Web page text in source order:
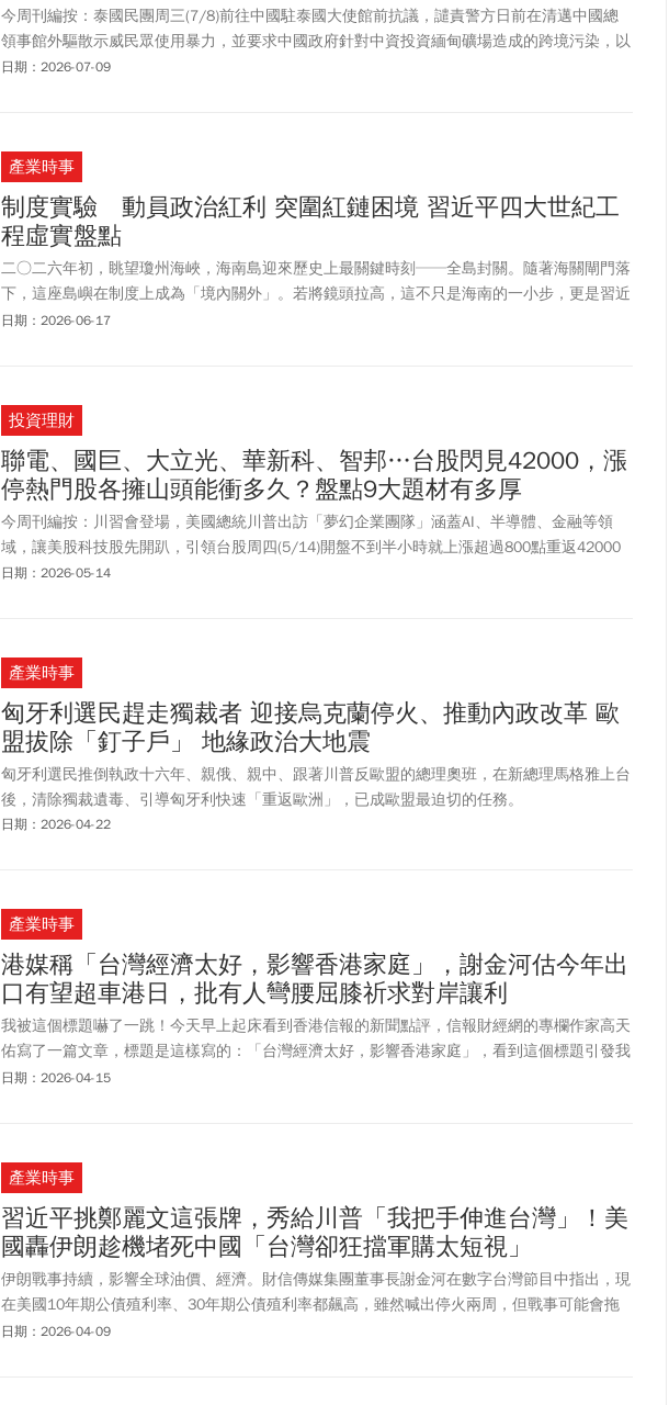
今周刊編按：泰國民團周三(7/8)前往中國駐泰國大使館前抗議，譴責警方日前在清邁中國總
領事館外驅散示威民眾使用暴力，並要求中國政府針對中資投資緬甸礦場造成的跨境污染，以
及「 一帶一路」所引發的環境衝擊負責任。泰國公共電視台（Thai PBS）、《The Nation
日期：2026-07-09
產業時事
制度實驗 動員政治紅利 突圍紅鏈困境 習近平四大世紀工
程虛實盤點
二○二六年初，眺望瓊州海峽，海南島迎來歷史上最關鍵時刻──全島封關。隨著海關閘門落
下，這座島嶼在制度上成為「境內關外」。若將鏡頭拉高，這不只是海南的一小步，更是習近
平執政以來，一系列標榜「親自謀畫、親自部署、親自推動」的世紀工程中，最新一次制度實
日期：2026-06-17
投資理財
聯電、國巨、大立光、華新科、智邦…台股閃見42000，漲
停熱門股各擁山頭能衝多久？盤點9大題材有多厚
今周刊編按：川習會登場，美國總統川普出訪「夢幻企業團隊」涵蓋AI、半導體、金融等領
域，讓美股科技股先開趴，引領台股周四(5/14)開盤不到半小時就上漲超過800點重返42000
點之上，最高來到42205.62點，站回5日線，台積電(2330)則是上漲50元，來到2270元。權值
個股成交王。由於三星大罷工在即，台系記憶體廠有望迎轉單，南亞科(2408)一度噴漲停，晶
豪科(3006)、群聯(8299)也亮燈，華邦電(2344)、創見(2451)、旺宏(2337)、力積電(6770)、威
剛(3260)也都上漲。至於森崴能源(6806)淨值轉負，將在6月23日下市，明起打入全額交割，
股價一開盤就躺平，拖累同集團正崴、永崴投控、富威電力同樣開盤即跌停。
日期：2026-05-14
產業時事
匈牙利選民趕走獨裁者 迎接烏克蘭停火、推動內政改革 歐
盟拔除「釘子戶」 地緣政治大地震
匈牙利選民推倒執政十六年、親俄、親中、跟著川普反歐盟的總理奧班，在新總理馬格雅上台
後，清除獨裁遺毒、引導匈牙利快速「重返歐洲」，已成歐盟最迫切的任務。
日期：2026-04-22
產業時事
港媒稱「台灣經濟太好，影響香港家庭」，謝金河估今年出
口有望超車港日，批有人彎腰屈膝祈求對岸讓利
我被這個標題嚇了一跳！今天早上起床看到香港信報的新聞點評，信報財經網的專欄作家高天
佑寫了一篇文章，標題是這樣寫的：「台灣經濟太好，影響香港家庭」，看到這個標題引發我
的高度興趣，立即點擊看看他在說什麼？
日期：2026-04-15
產業時事
習近平挑鄭麗文這張牌，秀給川普「我把手伸進台灣」！美
國轟伊朗趁機堵死中國「台灣卻狂擋軍購太短視」
伊朗戰事持續，影響全球油價、經濟。財信傳媒集團董事長謝金河在數字台灣節目中指出，現
在美國10年期公債殖利率、30年期公債殖利率都飆高，雖然喊出停火兩周，但戰事可能會拖
一段時間。而美國科技七雄都出現慘烈跌勢，特斯拉等股價也跌破年線，是警訊開端。伊朗戰
日期：2026-04-09